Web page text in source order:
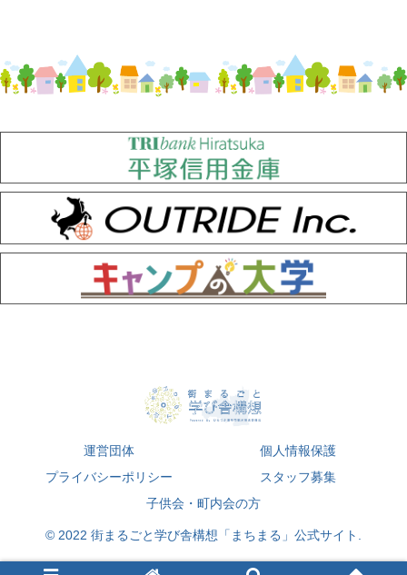
運営団体
個人情報保護
プライバシーポリシー
スタッフ募集
子供会・町内会の方
© 2022 街まるごと学び舎構想「まちまる」公式サイト.